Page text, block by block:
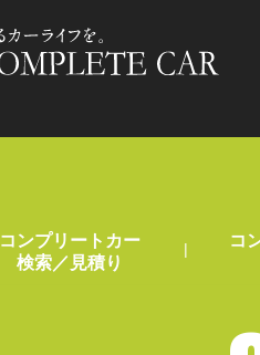
コンプリートカー
検索／見積り
|
コ